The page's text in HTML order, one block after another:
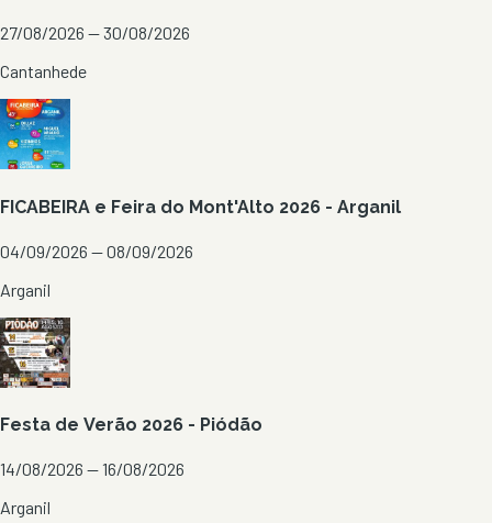
27/08/2026 — 30/08/2026
Cantanhede
FICABEIRA e Feira do Mont'Alto 2026 - Arganil
04/09/2026 — 08/09/2026
Arganil
Festa de Verão 2026 - Piódão
14/08/2026 — 16/08/2026
Arganil